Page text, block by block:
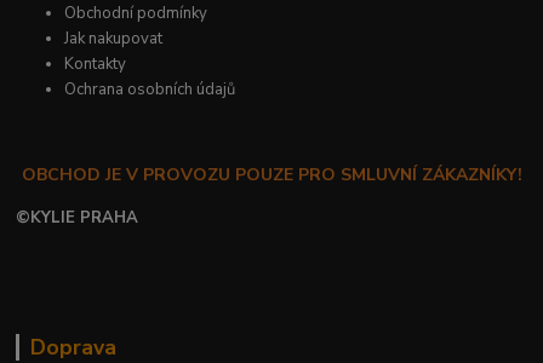
Obchodní podmínky
Jak nakupovat
Kontakty
Ochrana osobních údajů
OBCHOD JE V PROVOZU POUZE PRO SMLUVNÍ ZÁKAZNÍKY!
©KYLIE PRAHA
Doprava